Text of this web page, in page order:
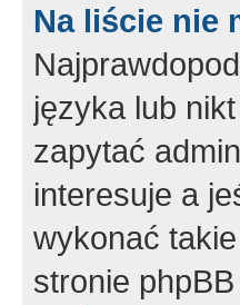
Na liście nie
języka lub
zapytać
interesuje a
wykonać
stronie